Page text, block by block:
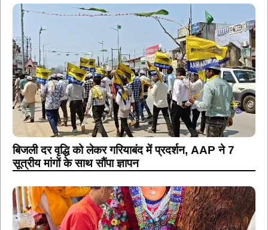
बिजली दर वृद्धि को लेकर गरियाबंद में प्रदर्शन, AAP ने 7
सूत्रीय मांगों के साथ सौंपा ज्ञापन